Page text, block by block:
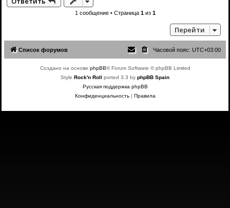
н
1 сообщение • Страница 1из 1
Перейти
Список форумов Часовой пояс: UTC+03:00
Создано на основе phpBB® Forum Software © phpBB Limited
Style Rock'n Roll ported 3.3 by phpBB Spain
Русская поддержка phpBB
Конфиденциальность| Правила